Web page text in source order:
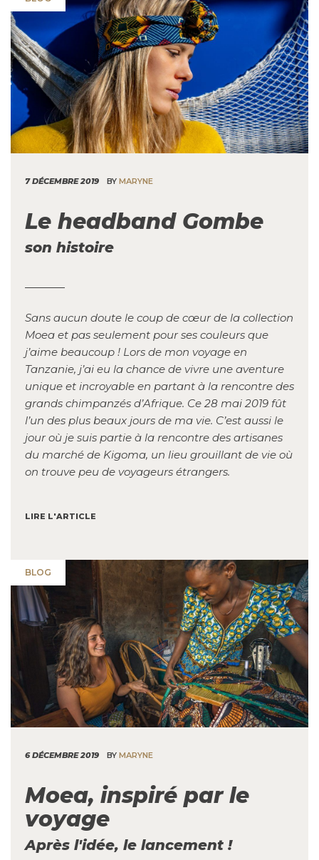
7 DÉCEMBRE 2019 BY MARYNE
Le headband Gombe
son histoire
Sans aucun doute le coup de cœur de la collection
Moea et pas seulement pour ses couleurs que
j’aime beaucoup ! Lors de mon voyage en
Tanzanie, j’ai eu la chance de vivre une aventure
unique et incroyable en partant à la rencontre des
grands chimpanzés d’Afrique. Ce 28 mai 2019 fût
l’un des plus beaux jours de ma vie. C’est aussi le
jour où je suis partie à la rencontre des artisanes
du marché de Kigoma, un lieu grouillant de vie où
on trouve peu de voyageurs étrangers.
LIRE L'ARTICLE
BLOG
6 DÉCEMBRE 2019 BY MARYNE
Moea, inspiré par le
voyage
Après l'idée, le lancement !